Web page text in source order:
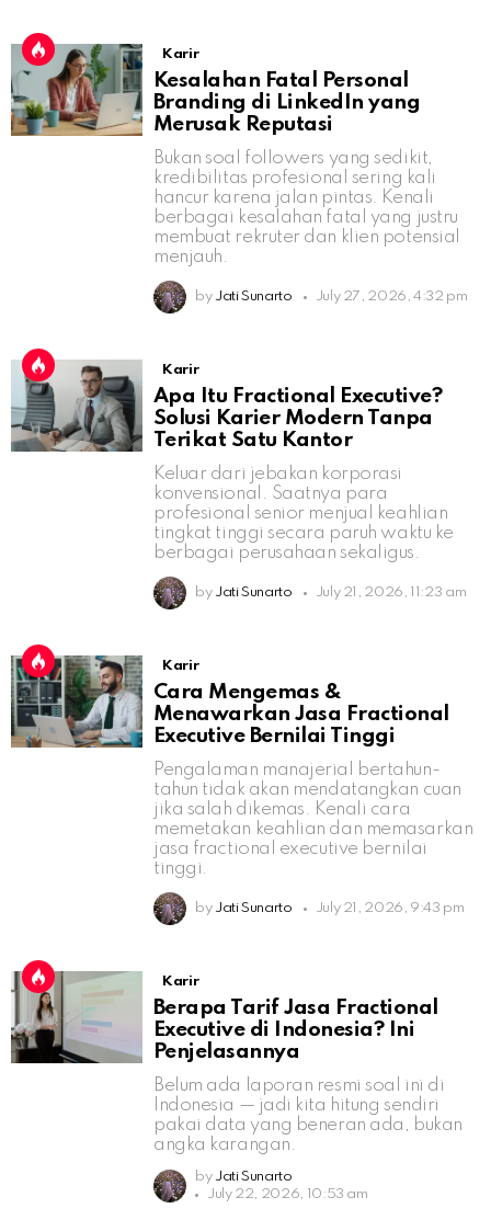
Karir
Kesalahan Fatal Personal
Branding di LinkedIn yang
Merusak Reputasi
Bukan soal followers yang sedikit,
kredibilitas profesional sering kali
hancur karena jalan pintas. Kenali
berbagai kesalahan fatal yang justru
membuat rekruter dan klien potensial
menjauh.
by Jati Sunarto July 27, 2026, 4:32 pm
Karir
Apa Itu Fractional Executive?
Solusi Karier Modern Tanpa
Terikat Satu Kantor
Keluar dari jebakan korporasi
konvensional. Saatnya para
profesional senior menjual keahlian
tingkat tinggi secara paruh waktu ke
berbagai perusahaan sekaligus.
by Jati Sunarto July 21, 2026, 11:23 am
Karir
Cara Mengemas &
Menawarkan Jasa Fractional
Executive Bernilai Tinggi
Pengalaman manajerial bertahun-
tahun tidak akan mendatangkan cuan
jika salah dikemas. Kenali cara
memetakan keahlian dan memasarkan
jasa fractional executive bernilai
tinggi.
by Jati Sunarto July 21, 2026, 9:43 pm
Karir
Berapa Tarif Jasa Fractional
Executive di Indonesia? Ini
Penjelasannya
Belum ada laporan resmi soal ini di
Indonesia — jadi kita hitung sendiri
pakai data yang beneran ada, bukan
angka karangan.
by Jati Sunarto
July 22, 2026, 10:53 am